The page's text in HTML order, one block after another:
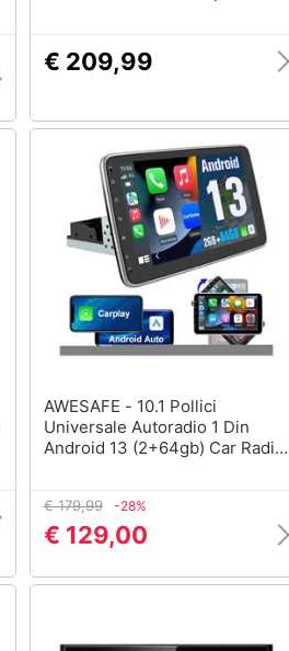
Fm Rds Comandi Del Volante
€ 209,99
AWESAFE - 10.1 Pollici
Universale Autoradio 1 Din
Android 13 (2+64gb) Car Radio
(schermo Ruotabile)
€ 179,99 -28%
€ 129,00